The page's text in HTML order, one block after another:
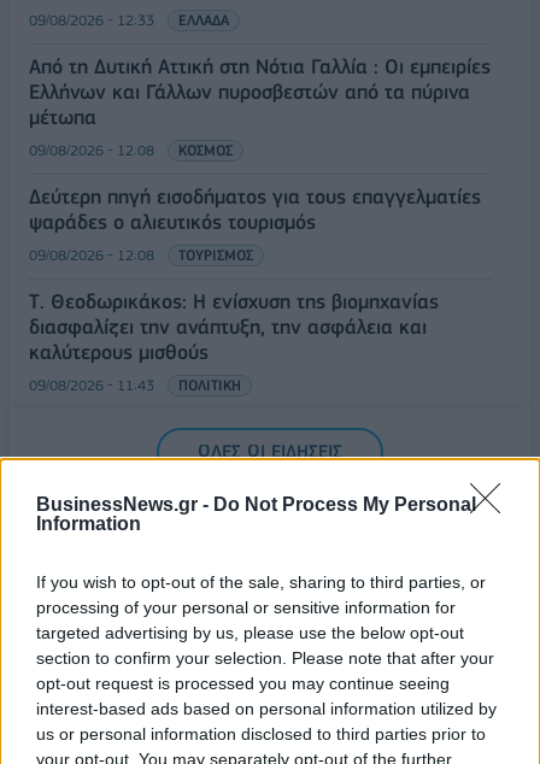
BusinessNews.gr - Do Not Process My Personal
Information
If you wish to opt-out of the sale, sharing to third parties, or
processing of your personal or sensitive information for
targeted advertising by us, please use the below opt-out
section to confirm your selection. Please note that after your
opt-out request is processed you may continue seeing
interest-based ads based on personal information utilized by
us or personal information disclosed to third parties prior to
your opt-out. You may separately opt-out of the further
09/08/2026 - 12:33 ΕΛΛΑΔΑ
Από τη Δυτική Αττική στη Νότια Γαλλία : Οι εμπειρίες
Ελλήνων και Γάλλων πυροσβεστών από τα πύρινα
μέτωπα
09/08/2026 - 12:08 ΚΟΣΜΟΣ
Δεύτερη πηγή εισοδήματος για τους επαγγελματίες
ψαράδες ο αλιευτικός τουρισμός
09/08/2026 - 12:08 ΤΟΥΡΙΣΜΟΣ
Τ. Θεοδωρικάκος: Η ενίσχυση της βιομηχανίας
διασφαλίζει την ανάπτυξη, την ασφάλεια και
καλύτερους μισθούς
09/08/2026 - 11:43 ΠΟΛΙΤΙΚΗ
Υπ. Μεταφορών: Οριστική λύση στο ζήτημα των
πινακίδων κυκλοφορίας - Τέλος στις χρονοβόρες
09/08/2026 - 11:18 ΕΛΛΑΔΑ
ΟΛΕΣ ΟΙ ΕΙΔΗΣΕΙΣ
ΔΗΜΟΦΙΛΗ